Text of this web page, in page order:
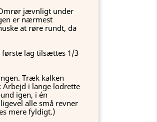
jævnligt under
er nærmest
at røre rundt, da
første lag tilsættes 1/3
Træk kalken
i lange lodrette
igen, i én
alle små revner
mere fyldigt.)